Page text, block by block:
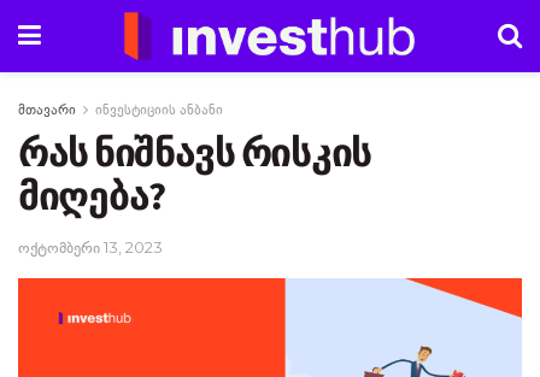
მთავარი ინვესტიციის ანბანი
რას ნიშნავს რისკის
მიღება?
ოქტომბერი 13, 2023